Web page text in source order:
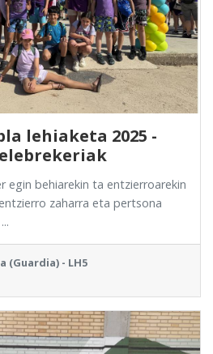
lehiaketa 2025 -
egin behiarekin ta entzierroarekin
zaharra eta pertsona
(Guardia) - LH5